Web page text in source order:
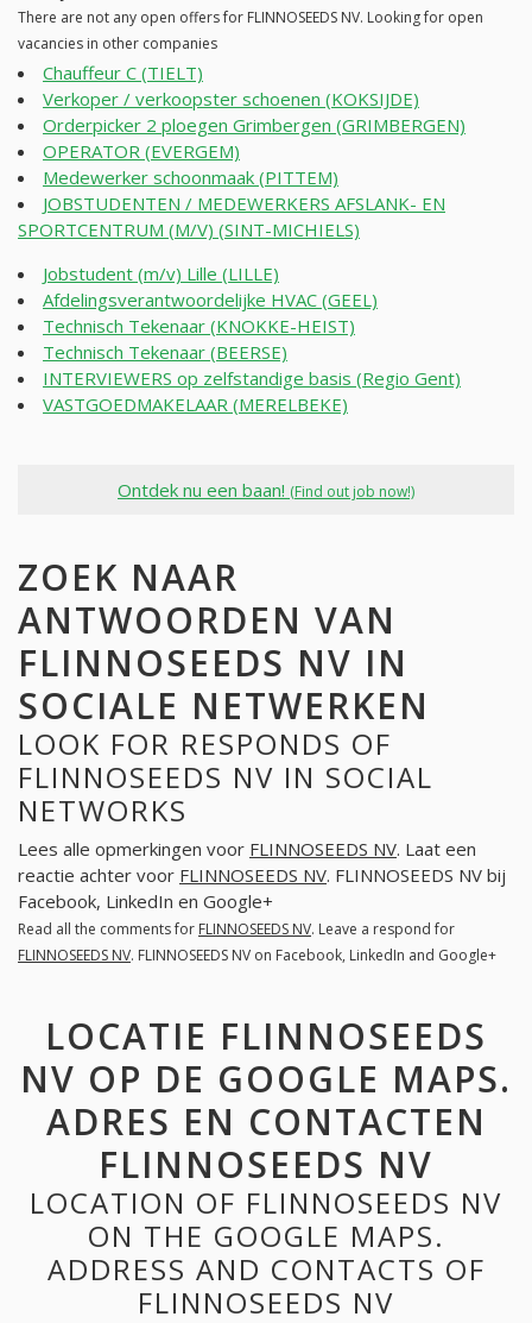
There are not any open offers for FLINNOSEEDS NV. Looking for open
vacancies in other companies
Chauffeur C (TIELT)
Verkoper / verkoopster schoenen (KOKSIJDE)
Orderpicker 2 ploegen Grimbergen (GRIMBERGEN)
OPERATOR (EVERGEM)
Medewerker schoonmaak (PITTEM)
JOBSTUDENTEN / MEDEWERKERS AFSLANK- EN
SPORTCENTRUM (M/V) (SINT-MICHIELS)
Jobstudent (m/v) Lille (LILLE)
Afdelingsverantwoordelijke HVAC (GEEL)
Technisch Tekenaar (KNOKKE-HEIST)
Technisch Tekenaar (BEERSE)
INTERVIEWERS op zelfstandige basis (Regio Gent)
VASTGOEDMAKELAAR (MERELBEKE)
Ontdek nu een baan! (Find out job now!)
ZOEK NAAR
ANTWOORDEN VAN
FLINNOSEEDS NV IN
SOCIALE NETWERKEN
LOOK FOR RESPONDS OF
FLINNOSEEDS NV IN SOCIAL
NETWORKS
Lees alle opmerkingen voor FLINNOSEEDS NV. Laat een
reactie achter voor FLINNOSEEDS NV. FLINNOSEEDS NV bij
Facebook, LinkedIn en Google+
Read all the comments for FLINNOSEEDS NV. Leave a respond for
FLINNOSEEDS NV. FLINNOSEEDS NV on Facebook, LinkedIn and Google+
LOCATIE FLINNOSEEDS
NV OP DE GOOGLE MAPS.
ADRES EN CONTACTEN
FLINNOSEEDS NV
LOCATION OF FLINNOSEEDS NV
ON THE GOOGLE MAPS.
ADDRESS AND CONTACTS OF
FLINNOSEEDS NV